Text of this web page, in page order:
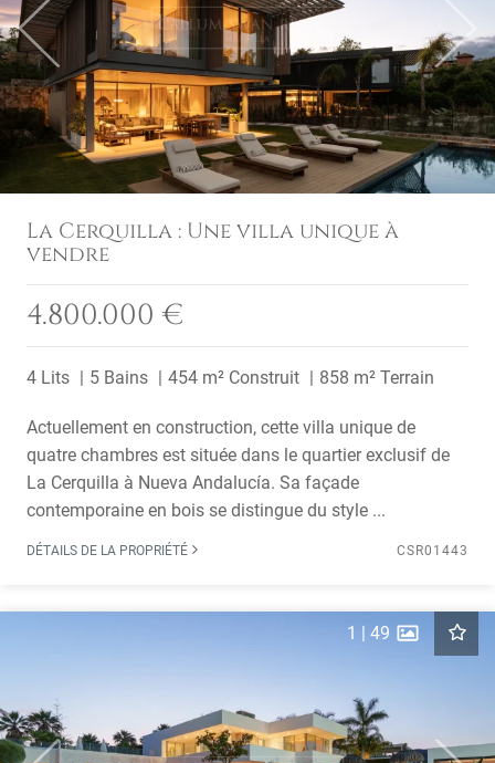
Previous Next
La Cerquilla : Une villa unique à
vendre
4.800.000 €
4 Lits 5 Bains 454 m² Construit 858 m² Terrain
Actuellement en construction, cette villa unique de
quatre chambres est située dans le quartier exclusif de
La Cerquilla à Nueva Andalucía. Sa façade
contemporaine en bois se distingue du style ...
DÉTAILS DE LA PROPRIÉTÉ CSR01443
1 | 49